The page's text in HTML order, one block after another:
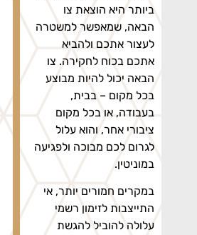
ביותר היא הוצאת צו
הבאה, שמאפשר למשטרה
לעצור אתכם ולהביא
אתכם בכוח לחקירה. צו
הבאה יכול להיות מבוצע
בכל מקום – בבית,
בעבודה, או בכל מקום
ציבורי אחר, והוא עלול
לגרום לכם מבוכה ולפגיעה
במוניטין.
במקרים חמורים יותר, אי
התייצבות לזימון רשמי
עלולה להוביל להגשת